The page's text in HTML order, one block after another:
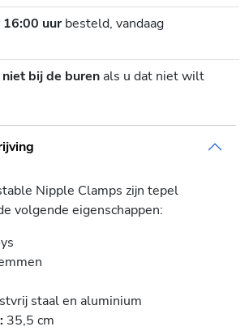
16:00 uurbesteld, vandaag
niet bij de burenals u dat niet wilt
Nipple Clamps zijn tepel
volgende eigenschappen:
staal en aluminium
35,5 cm